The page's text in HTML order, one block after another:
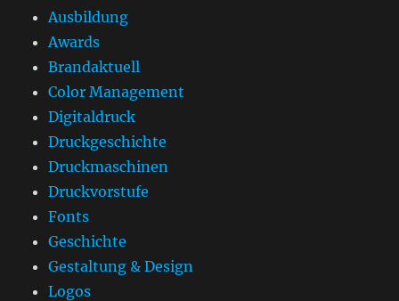
Ausbildung
Awards
Brandaktuell
Color Management
Digitaldruck
Druckgeschichte
Druckmaschinen
Druckvorstufe
Fonts
Geschichte
Gestaltung & Design
Logos